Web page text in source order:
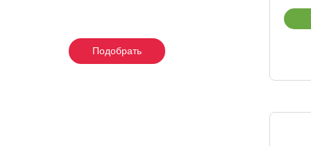
Подобрать
Подобрать
Подобрать